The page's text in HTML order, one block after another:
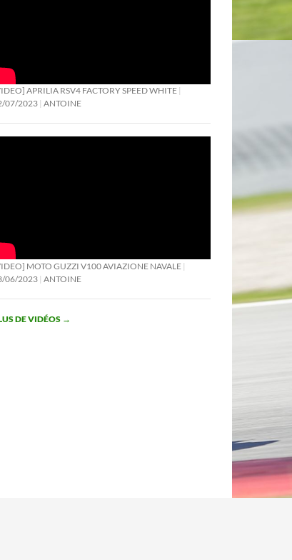
APRILIA RSV4 FACTORY SPEED WHITE
07/2023 ANTOINE
MOTO GUZZI V100 AVIAZIONE NAVALE
06/2023 ANTOINE
DE VIDÉOS →